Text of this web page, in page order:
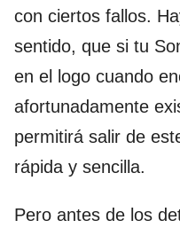
con ciertos fallos.
sentido, que si tu
en el logo cuando
afortunadamente
permitirá salir de
rápida y sencilla.
Pero antes de los